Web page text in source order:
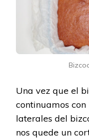
Una vez que el
continuamos
laterales del
nos quede un